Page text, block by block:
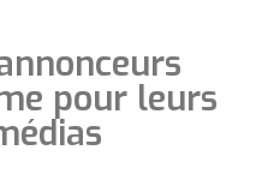
pour leurs